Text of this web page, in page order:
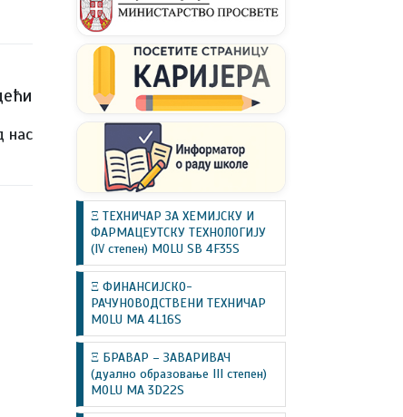
нас
Ξ ТЕХНИЧАР ЗА ХЕМИЈСКУ И
ФАРМАЦЕУТСКУ ТЕХНОЛОГИЈУ
(IV степен) MOLU SB 4F35S
Ξ ФИНАНСИЈСКО-
РАЧУНОВОДСТВЕНИ ТЕХНИЧАР
MOLU MA 4L16S
Ξ БРАВАР – ЗАВАРИВАЧ
(дуално образовање III степен)
MOLU MA 3D22S